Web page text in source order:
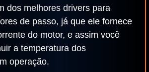
dos melhores drivers para
de passo, já que ele fornece
do motor, e assim você
a temperatura dos
operação.